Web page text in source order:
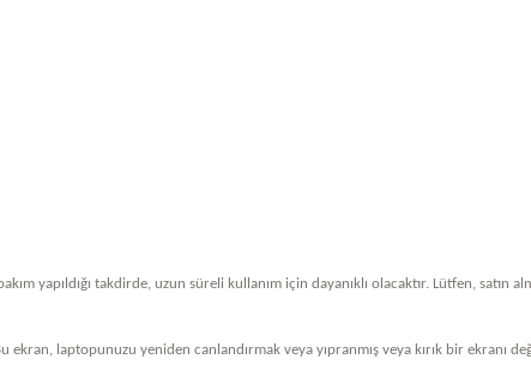
yapıldığı takdirde, uzun süreli kullanım için dayanıklı olacaktır. Lütfen, satın
laptopunuzu yeniden canlandırmak veya yıpranmış veya kırık bir ekranı